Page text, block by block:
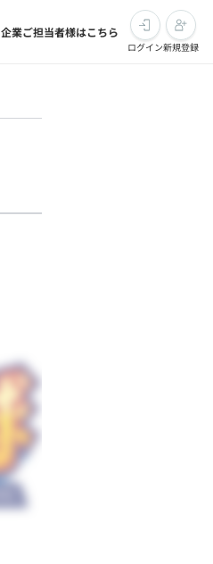
企業ご担当者様はこちら
ログイン新規登録